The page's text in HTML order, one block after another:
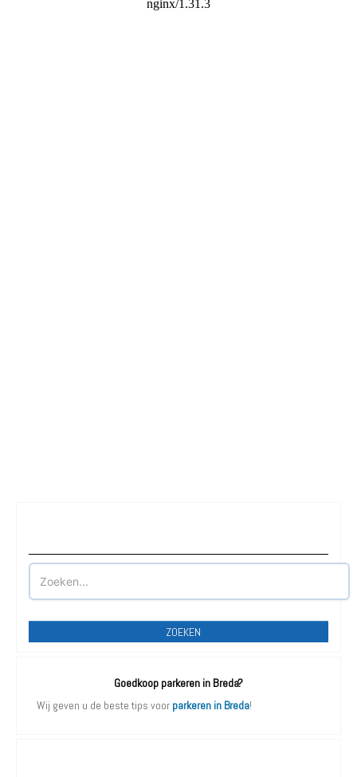
ZOEKEN
Goedkoop parkeren in Breda?
Wij geven u de beste tips voor parkeren in Breda!